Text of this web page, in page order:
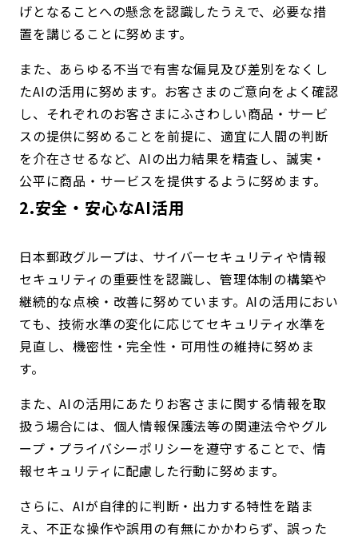
げとなることへの懸念を認識したうえで、必要な措
置を講じることに努めます。
また、あらゆる不当で有害な偏見及び差別をなくし
たAIの活用に努めます。お客さまのご意向をよく確認
し、それぞれのお客さまにふさわしい商品・サービ
スの提供に努めることを前提に、適宜に人間の判断
を介在させるなど、AIの出力結果を精査し、誠実・
公平に商品・サービスを提供するように努めます。
2.安全・安心なAI活用
日本郵政グループは、サイバーセキュリティや情報
セキュリティの重要性を認識し、管理体制の構築や
継続的な点検・改善に努めています。AIの活用におい
ても、技術水準の変化に応じてセキュリティ水準を
見直し、機密性・完全性・可用性の維持に努めま
す。
また、AIの活用にあたりお客さまに関する情報を取
扱う場合には、個人情報保護法等の関連法令やグル
ープ・プライバシーポリシーを遵守することで、情
報セキュリティに配慮した行動に努めます。
さらに、AIが自律的に判断・出力する特性を踏ま
え、不正な操作や誤用の有無にかかわらず、誤った